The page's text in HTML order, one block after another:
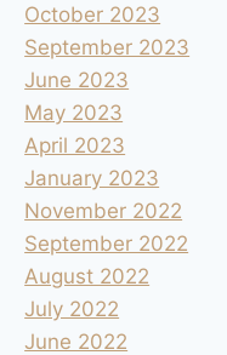
October 2023
September 2023
June 2023
May 2023
April 2023
January 2023
November 2022
September 2022
August 2022
July 2022
June 2022